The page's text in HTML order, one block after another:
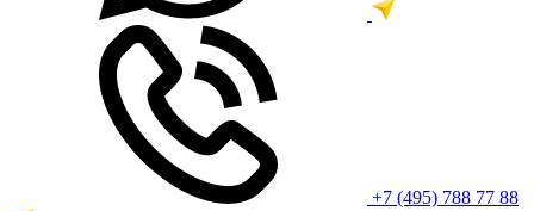
+7 (495) 788 77 88